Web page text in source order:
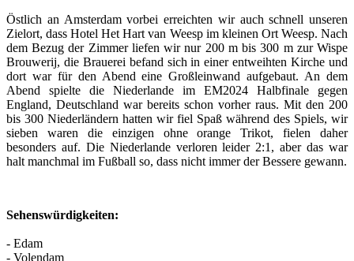
Östlich an Amsterdam vorbei erreichten wir auch schnell unseren
Zielort, dass Hotel Het Hart van Weesp im kleinen Ort Weesp. Nach
dem Bezug der Zimmer liefen wir nur 200 m bis 300 m zur Wispe
Brouwerij, die Brauerei befand sich in einer entweihten Kirche und
dort war für den Abend eine Großleinwand aufgebaut. An dem
Abend spielte die Niederlande im EM2024 Halbfinale gegen
England, Deutschland war bereits schon vorher raus. Mit den 200
bis 300 Niederländern hatten wir fiel Spaß während des Spiels, wir
sieben waren die einzigen ohne orange Trikot, fielen daher
besonders auf. Die Niederlande verloren leider 2:1, aber das war
halt manchmal im Fußball so, dass nicht immer der Bessere gewann.
Sehenswürdigkeiten:
- Edam
- Volendam